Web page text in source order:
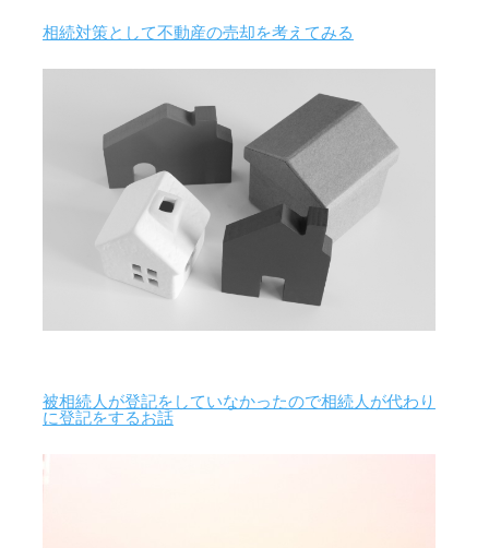
相続対策として不動産の売却を考えてみる
被相続人が登記をしていなかったので相続人が代わり
に登記をするお話